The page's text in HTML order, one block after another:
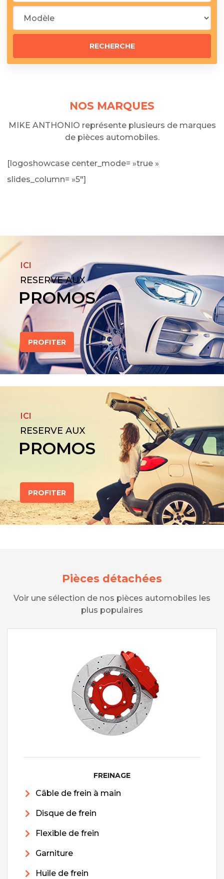
NOS MARQUES
MIKE ANTHONIO représente plusieurs de marques
de pièces automobiles.
[logoshowcase center_mode= »true »
slides_column= »5″]
ICI
RESERVE AUX
PROMOS
PROFITER
ICI
RESERVE AUX
PROMOS
PROFITER
Pièces détachées
Voir une sélection de nos pièces automobiles les
plus populaires
FREINAGE
Câble de frein à main
Disque de frein
Flexible de frein
Garniture
Huile de frein